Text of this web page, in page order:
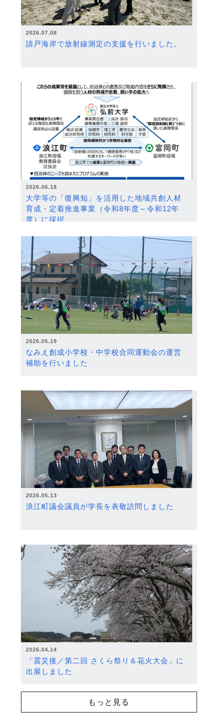
2026.07.08
請戸海岸で放射線測定の支援を行いました。
2026.06.18
大学等の「復興知」を活用した地域共創人材
育成・定着推進事業（令和8年度～令和12年
度）に採択
2026.05.19
なみえ創成小学校・中学校合同運動会の運営
補助を行いました
2026.05.13
浪江町議会議員が学長を表敬訪問しました
2026.04.14
「震災後／第二回 さくら祭り＆花火大会」に
出展しました
もっと見る